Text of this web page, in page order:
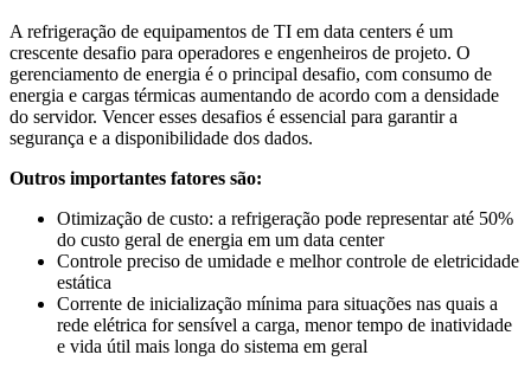
A refrigeração de equipamentos de TI em data centers é um
crescente desafio para operadores e engenheiros de projeto. O
gerenciamento de energia é o principal desafio, com consumo de
energia e cargas térmicas aumentando de acordo com a densidade
do servidor. Vencer esses desafios é essencial para garantir a
segurança e a disponibilidade dos dados.
Outros importantes fatores são:
Otimização de custo: a refrigeração pode representar até 50%
do custo geral de energia em um data center
Controle preciso de umidade e melhor controle de eletricidade
estática
Corrente de inicialização mínima para situações nas quais a
rede elétrica for sensível a carga, menor tempo de inatividade
e vida útil mais longa do sistema em geral